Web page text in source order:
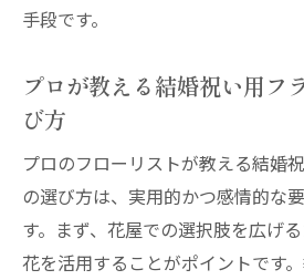
手段です。
プロが教える結婚祝い用フ
び方
プロのフローリストが教える結婚
の選び方は、実用的かつ感情的な
す。まず、花屋での選択肢を広げ
花を活用することがポイントです